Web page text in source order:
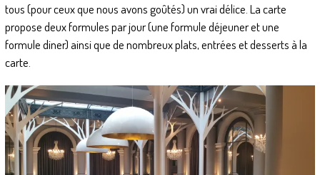
tous (pour ceux que nous avons goûtés) un vrai délice. La carte
propose deux formules par jour (une formule déjeuner et une
formule diner) ainsi que de nombreux plats, entrées et desserts à la
carte.